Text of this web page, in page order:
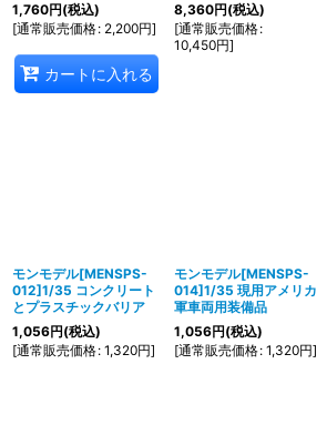
1,760円(税込)
[通常販売価格: 2,200円]
カートに入れる
8,360円(税込)
[通常販売価格:
10,450円]
モンモデル[MENSPS-
012]1/35 コンクリート
とプラスチックバリア
1,056円(税込)
[通常販売価格: 1,320円]
モンモデル[MENSPS-
014]1/35 現用アメリカ
軍車両用装備品
1,056円(税込)
[通常販売価格: 1,320円]